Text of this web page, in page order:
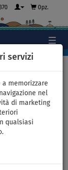
servizi
a memorizzare
nel
di marketing
qualsiasi
0pz.
- 4